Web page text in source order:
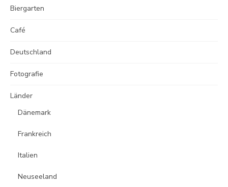
Biergarten
Café
Deutschland
Fotografie
Länder
Dänemark
Frankreich
Italien
Neuseeland